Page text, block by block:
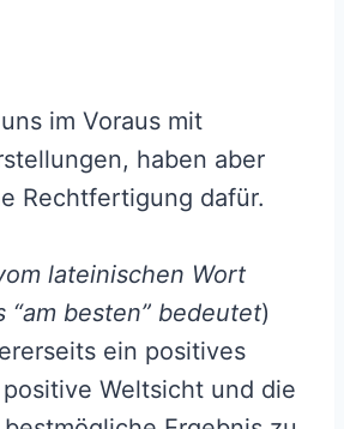
im Voraus mit
haben aber
Rechtfertigung dafür.
lateinischen Wort
“am besten” bedeutet)
ein positives
Weltsicht und die